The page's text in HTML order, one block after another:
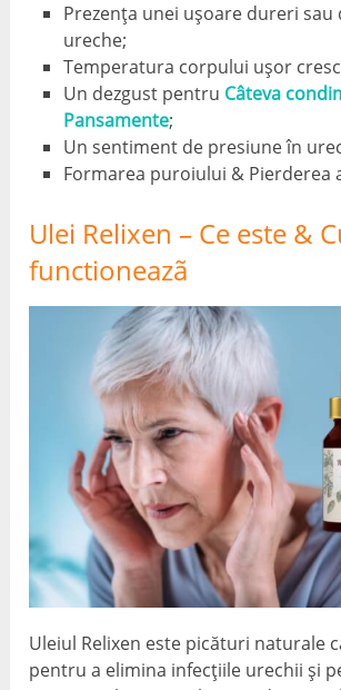
Prezența unei ușoare dureri
ureche;
Temperatura corpului ușor
Un dezgust pentru Câteva
Pansamente;
Un sentiment de presiune în
Formarea puroiului & Pierderea
Ulei Relixen – Ce este &
functioneazã
Uleiul Relixen este picături naturale
pentru a elimina infecțiile urechii și